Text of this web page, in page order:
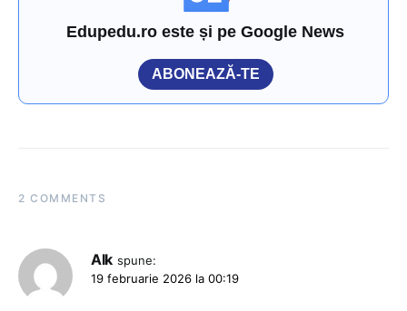
Edupedu.ro este și pe Google News
ABONEAZĂ-TE
2 COMMENTS
Alk spune:
19 februarie 2026 la 00:19